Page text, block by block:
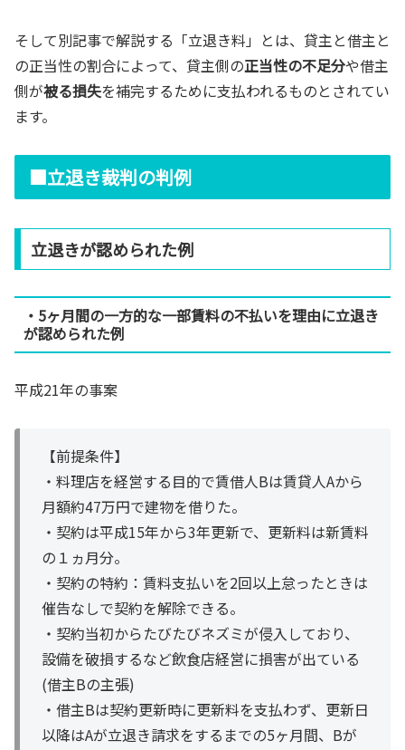
そして別記事で解説する「立退き料」とは、貸主と借主と
の正当性の割合によって、貸主側の正当性の不足分や借主
側が被る損失を補完するために支払われるものとされてい
ます。
■立退き裁判の判例
立退きが認められた例
・5ヶ月間の一方的な一部賃料の不払いを理由に立退き
が認められた例
平成21年の事案
【前提条件】
・料理店を経営する目的で賃借人Bは賃貸人Aから
月額約47万円で建物を借りた。
・契約は平成15年から3年更新で、更新料は新賃料
の１ヵ月分。
・契約の特約：賃料支払いを2回以上怠ったときは
催告なしで契約を解除できる。
・契約当初からたびたびネズミが侵入しており、
設備を破損するなど飲食店経営に損害が出ている
(借主Bの主張)
・借主Bは契約更新時に更新料を支払わず、更新日
以降はAが立退き請求をするまでの5ヶ月間、Bが